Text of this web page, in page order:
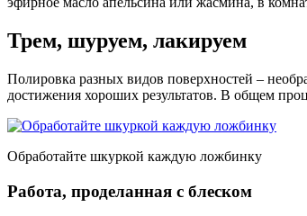
Трем, шуруем, лакируем
Полировка разных видов поверхностей –
достижения хороших результатов. В общем
Обработайте шкуркой каждую ложбинку
Работа, проделанная с блеском